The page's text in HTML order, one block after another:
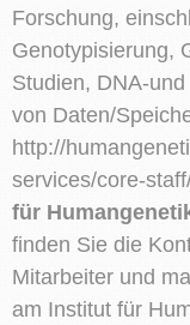
Forschung,
Genotypisierung,
Studien, DNA-
von Daten/
http://
services/core-
für
finden Sie die
Mitarbeiter und
am Institut für